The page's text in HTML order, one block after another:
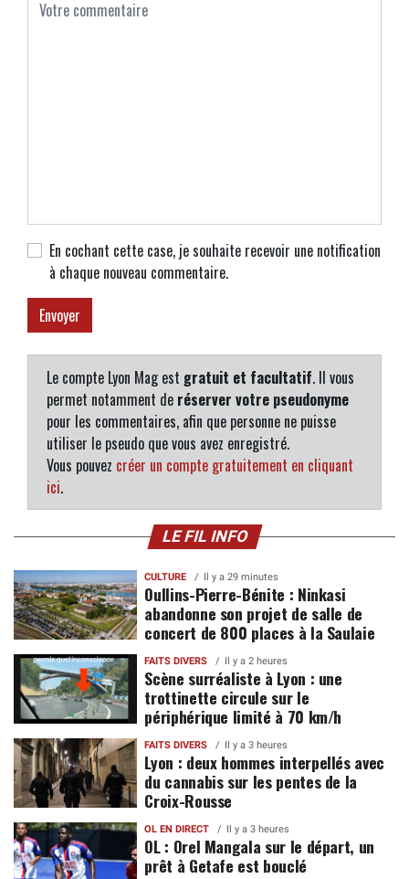
En cochant cette case, je souhaite recevoir une notification
à chaque nouveau commentaire.
Le compte Lyon Mag est gratuit et facultatif. Il vous
permet notamment de réserver votre pseudonyme
pour les commentaires, afin que personne ne puisse
utiliser le pseudo que vous avez enregistré.
Vous pouvez créer un compte gratuitement en cliquant
ici.
LE FIL INFO
CULTURE Il y a 29 minutes
Oullins-Pierre-Bénite : Ninkasi
abandonne son projet de salle de
concert de 800 places à la Saulaie
FAITS DIVERS Il y a 2 heures
Scène surréaliste à Lyon : une
trottinette circule sur le
périphérique limité à 70 km/h
FAITS DIVERS Il y a 3 heures
Lyon : deux hommes interpellés avec
du cannabis sur les pentes de la
Croix-Rousse
OL EN DIRECT Il y a 3 heures
OL : Orel Mangala sur le départ, un
prêt à Getafe est bouclé